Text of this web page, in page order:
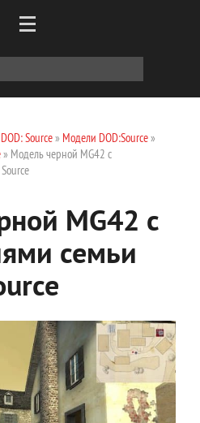
DOD: Source» Модели DOD:Source»
» Модель черной MG42 с
MG42 с
семьи